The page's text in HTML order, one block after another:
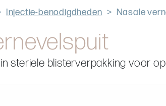
Injectie-benodigdheden > Nasale
steriele blisterverpakking voor